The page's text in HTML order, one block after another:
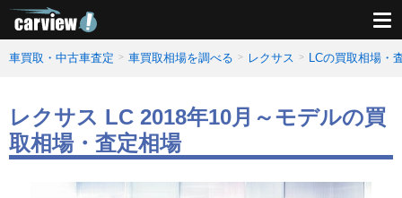
車買取・中古車査定 車買取相場を調べる レクサス LCの買取相場・
レクサス LC 2018年10月～モデルの買
取相場・査定相場